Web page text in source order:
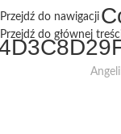
Przejdź do nawigacji
Przejdź do głównej